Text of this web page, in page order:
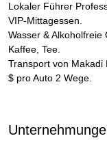
Lokaler Führer
VIP-Mittagessen.
Wasser & Alkoholfreie
Kaffee, Tee.
Transport von Makadi
$ pro Auto 2 Wege.